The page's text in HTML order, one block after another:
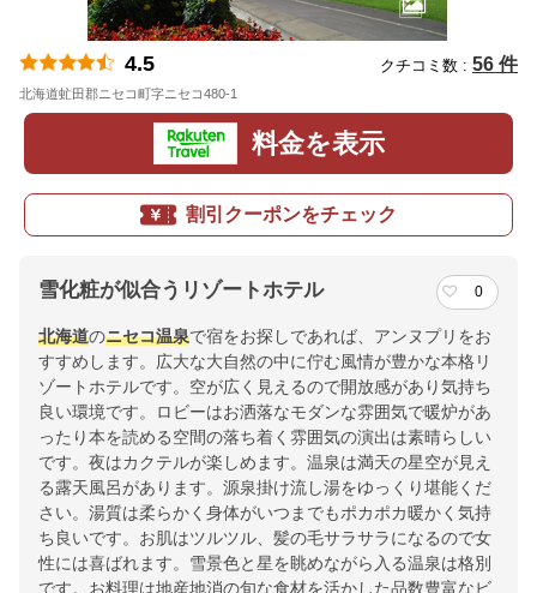
4.5 クチコミ数 : 56 件
北海道虻田郡ニセコ町字ニセコ480-1
料金を表示
割引クーポンをチェック
雪化粧が似合うリゾートホテル 0
北海道のニセコ温泉で宿をお探しであれば、アンヌプリをお
すすめします。広大な大自然の中に佇む風情が豊かな本格リ
ゾートホテルです。空が広く見えるので開放感があり気持ち
良い環境です。ロビーはお洒落なモダンな雰囲気で暖炉があ
ったり本を読める空間の落ち着く雰囲気の演出は素晴らしい
です。夜はカクテルが楽しめます。温泉は満天の星空が見え
る露天風呂があります。源泉掛け流し湯をゆっくり堪能くだ
さい。湯質は柔らかく身体がいつまでもポカポカ暖かく気持
ち良いです。お肌はツルツル、髪の毛サラサラになるので女
性には喜ばれます。雪景色と星を眺めながら入る温泉は格別
です。お料理は地産地消の旬な食材を活かした品数豊富なビ